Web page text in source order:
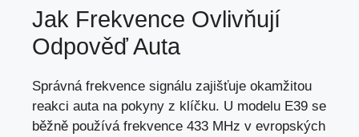
Jak Frekvence Ovlivňují
Odpověď Auta
Správná frekvence signálu zajišťuje okamžitou
reakci auta na pokyny z klíčku. U modelu E39 se
běžně používá frekvence 433 MHz v evropských